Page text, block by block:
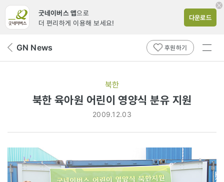
굿네이버스 앱으로
더 편리하게 이용해 보세요!
다운로드
뒤 GN News 후원하기
전체
북한
북한 육아원 어린이 영양식 분유 지원
2009.12.03